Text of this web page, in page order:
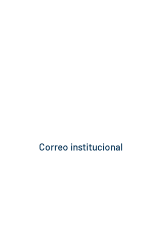
Correo institucional